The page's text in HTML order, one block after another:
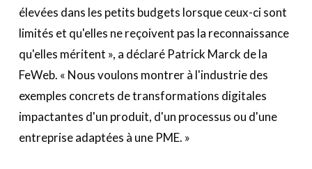
élevées dans les petits budgets lorsque ceux-ci sont
limités et qu'elles ne reçoivent pas la reconnaissance
qu'elles méritent », a déclaré Patrick Marck de la
FeWeb. « Nous voulons montrer à l'industrie des
exemples concrets de transformations digitales
impactantes d'un produit, d'un processus ou d'une
entreprise adaptées à une PME. »